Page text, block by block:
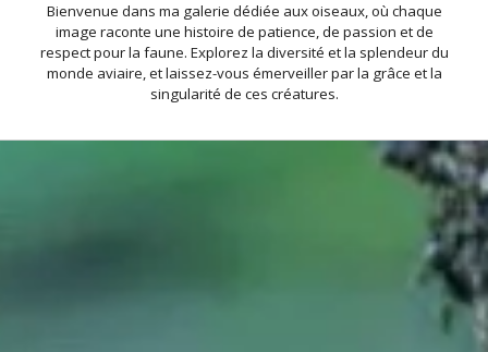
Bienvenue dans ma galerie dédiée aux oiseaux, où chaque
image raconte une histoire de patience, de passion et de
respect pour la faune. Explorez la diversité et la splendeur du
monde aviaire, et laissez-vous émerveiller par la grâce et la
singularité de ces créatures.